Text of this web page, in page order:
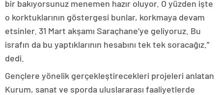
bir bakıyorsunuz menemen hazır oluyor. O yüzden işte
o korktuklarının göstergesi bunlar, korkmaya devam
etsinler. 31 Mart akşamı Saraçhane’ye geliyoruz. Bu
israfın da bu yaptıklarının hesabını tek tek soracağız.”
dedi.
Gençlere yönelik gerçekleştirecekleri projeleri anlatan
Kurum, sanat ve sporda uluslararası faaliyetlerde